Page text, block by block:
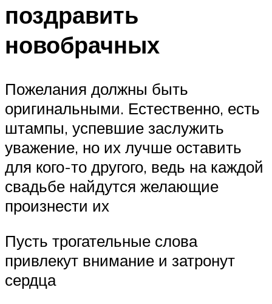
поздравить
новобрачных
Пожелания должны быть
оригинальными. Естественно, есть
штампы, успевшие заслужить
уважение, но их лучше оставить
для кого-то другого, ведь на каждой
свадьбе найдутся желающие
произнести их
Пусть трогательные слова
привлекут внимание и затронут
сердца